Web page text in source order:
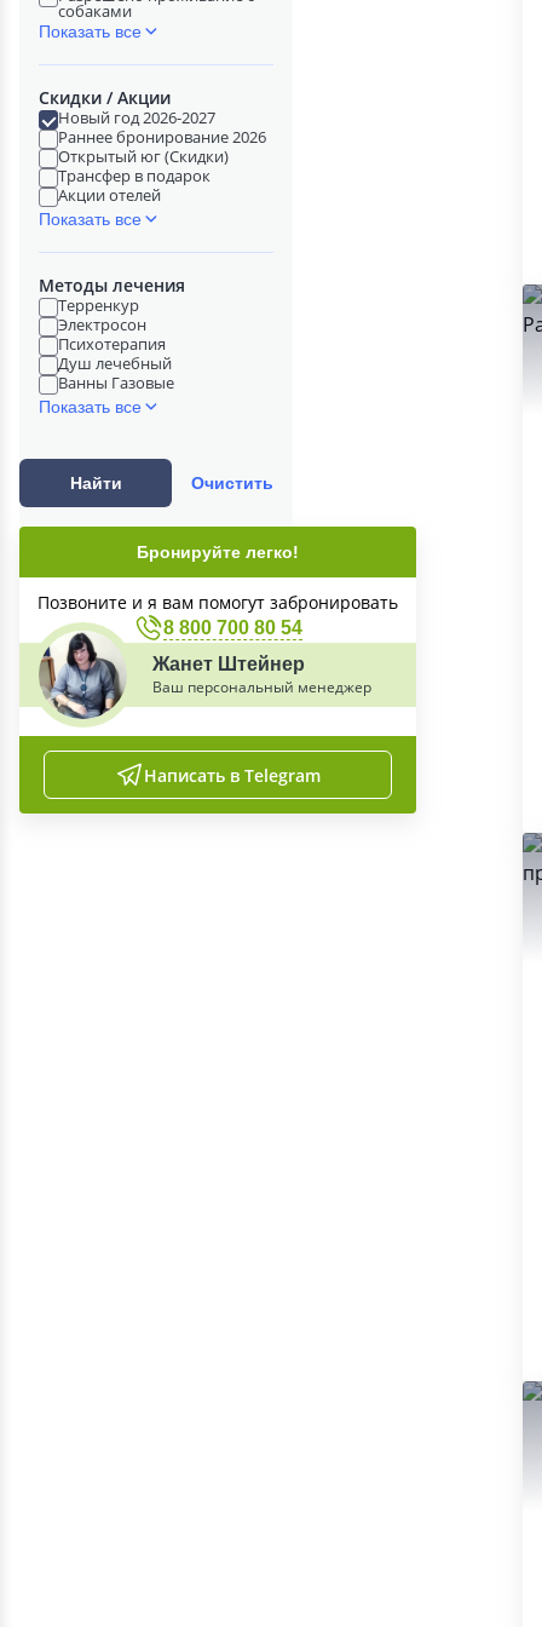
собаками
Показать все
Скидки / Акции
Новый год 2026-2027
Раннее бронирование 2026
Открытый юг (Скидки)
Трансфер в подарок
Акции отелей
Показать все
Методы лечения
Терренкур
Электросон
Психотерапия
Душ лечебный
Ванны Газовые
Показать все
Найти Очистить
Бронируйте легко!
Позвоните и я вам помогут забронировать
8 800 700 80 54
Жанет Штейнер
Ваш персональный менеджер
Написать в Telegram